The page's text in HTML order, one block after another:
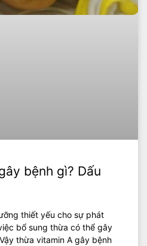
bệnh gì? Dấu
thiết yếu cho sự phát
bổ sung thừa có thể gây
thừa vitamin A gây bệnh